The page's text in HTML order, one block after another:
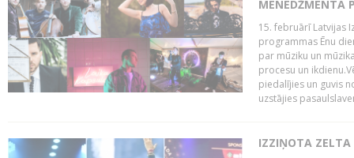
MENEDŽMENTA
15. februārī Latvijas
programmas Ēnu
par mūziku un
procesu un
piedalījies un guvis
uzstājies
IZZIŅOTA ZELTA